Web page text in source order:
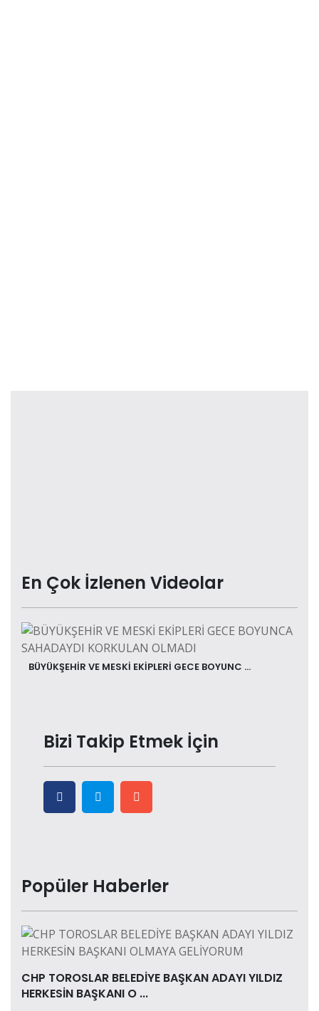
En Çok İzlenen Videolar
BÜYÜKŞEHİR VE MESKİ EKİPLERİ GECE BOYUNC ...
Bizi Takip Etmek İçin
Popüler Haberler
CHP TOROSLAR BELEDİYE BAŞKAN ADAYI YILDIZ
HERKESİN BAŞKANI O ...